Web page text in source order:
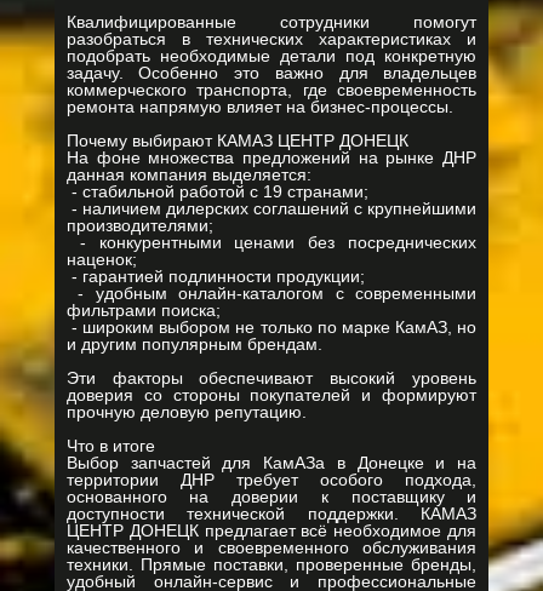
Квалифицированные сотрудники помогут
разобраться в технических характеристиках и
подобрать необходимые детали под конкретную
задачу. Особенно это важно для владельцев
коммерческого транспорта, где своевременность
ремонта напрямую влияет на бизнес-процессы.
Почему выбирают КАМАЗ ЦЕНТР ДОНЕЦК
На фоне множества предложений на рынке ДНР
данная компания выделяется:
- стабильной работой с 19 странами;
- наличием дилерских соглашений с крупнейшими
производителями;
- конкурентными ценами без посреднических
наценок;
- гарантией подлинности продукции;
- удобным онлайн-каталогом с современными
фильтрами поиска;
- широким выбором не только по марке КамАЗ, но
и другим популярным брендам.
Эти факторы обеспечивают высокий уровень
доверия со стороны покупателей и формируют
прочную деловую репутацию.
Что в итоге
Выбор запчастей для КамАЗа в Донецке и на
территории ДНР требует особого подхода,
основанного на доверии к поставщику и
доступности технической поддержки. КАМАЗ
ЦЕНТР ДОНЕЦК предлагает всё необходимое для
качественного и своевременного обслуживания
техники. Прямые поставки, проверенные бренды,
удобный онлайн-сервис и профессиональные